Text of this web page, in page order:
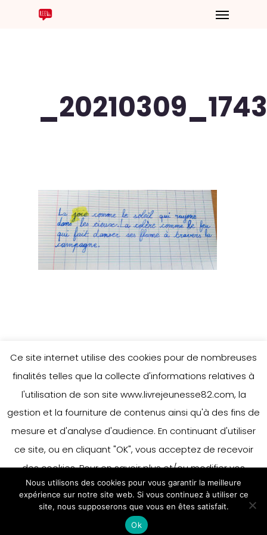
Ce site internet utilise des cookies pour de nombreuses
finalités telles que la collecte d'informations relatives à
l'utilisation de son site www.livrejeunesse82.com, la
gestion et la fourniture de contenus ainsi qu'à des fins de
mesure et d'analyse d'audience. En continuant d'utiliser
ce site, ou en cliquant "OK", vous acceptez de recevoir
des cookies. Pour en savoir plus et/ou modifier vos
préférences en matière de cookies, merci de vous référer
à notre politique sur les cookies.
Accepter
En savoir plus
Nous utilisons des cookies pour vous garantir la meilleure
expérience sur notre site web. Si vous continuez à utiliser ce
site, nous supposerons que vous en êtes satisfait.
Ok